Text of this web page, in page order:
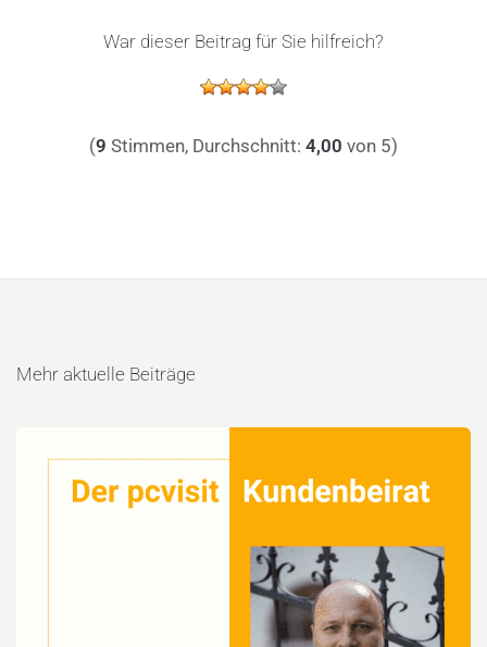
War dieser Beitrag für Sie hilfreich?
(9 Stimmen, Durchschnitt: 4,00 von 5)
Mehr aktuelle Beiträge